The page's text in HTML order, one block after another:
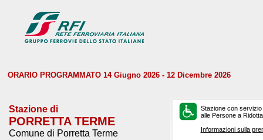
ORARIO PROGRAMMATO 14 Giugno 2026 - 12 Dicembre 2026
Stazione di
PORRETTA TERME
Comune di Porretta Terme
Stazione con
alle Persone a
Informazioni sulla